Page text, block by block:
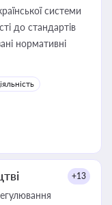
системи
до стандартів
нормативні
+13